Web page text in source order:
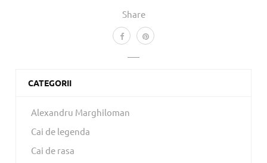
Share
CATEGORII
Alexandru Marghiloman
Cai de legenda
Cai de rasa